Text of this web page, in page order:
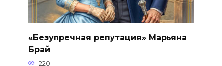
«Безупречная репутация» Марьяна
Брай
220